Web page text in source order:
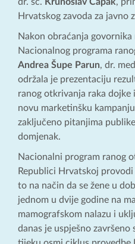
dr. sc. Krunoslav Capak,
Hrvatskog zavoda za javno
Nakon obraćanja
Nacionalnog programa
Andrea Šupe Parun, dr.
održala je prezentaciju
ranog otkrivanja raka
novu marketinšku
zaključeno pitanjima
domjenak.
Nacionalni program ranog
Republici Hrvatskoj
to na način da se žene u
jednom u dvije godine na
mamografskom nalazu i
danas je uspješno završeno